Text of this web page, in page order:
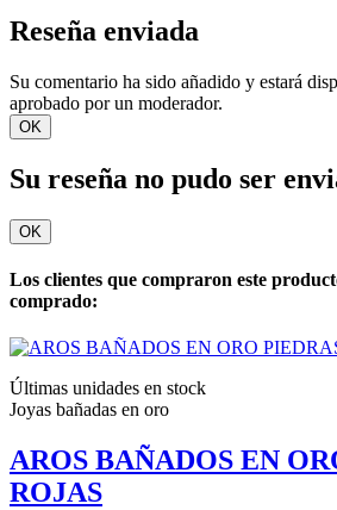
Reseña enviada
Su comentario ha sido añadido y estará
aprobado por un moderador.
OK
Su reseña no pudo ser
OK
Los clientes que compraron este
comprado:
Últimas unidades en stock
Joyas bañadas en oro
AROS BAÑADOS EN
ROJAS